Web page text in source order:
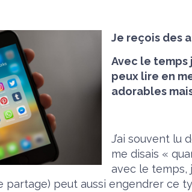
Je reçois des
Avec le temps
peux lire en
adorables
J’ai souvent lu
me disais «
avec le temps,
partage) peut aussi engendrer ce